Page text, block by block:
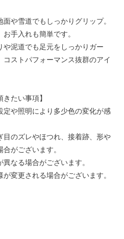
や雪道でもしっかりグリップ。
手入れも簡単です。
泥道でも足元をしっかりガー
コストパフォーマンス抜群のアイ
たい事項】
定や照明により多少色の変化が感
目のズレやほつれ、接着跡、形や
がございます。
なる場合がございます。
変更される場合がございます。